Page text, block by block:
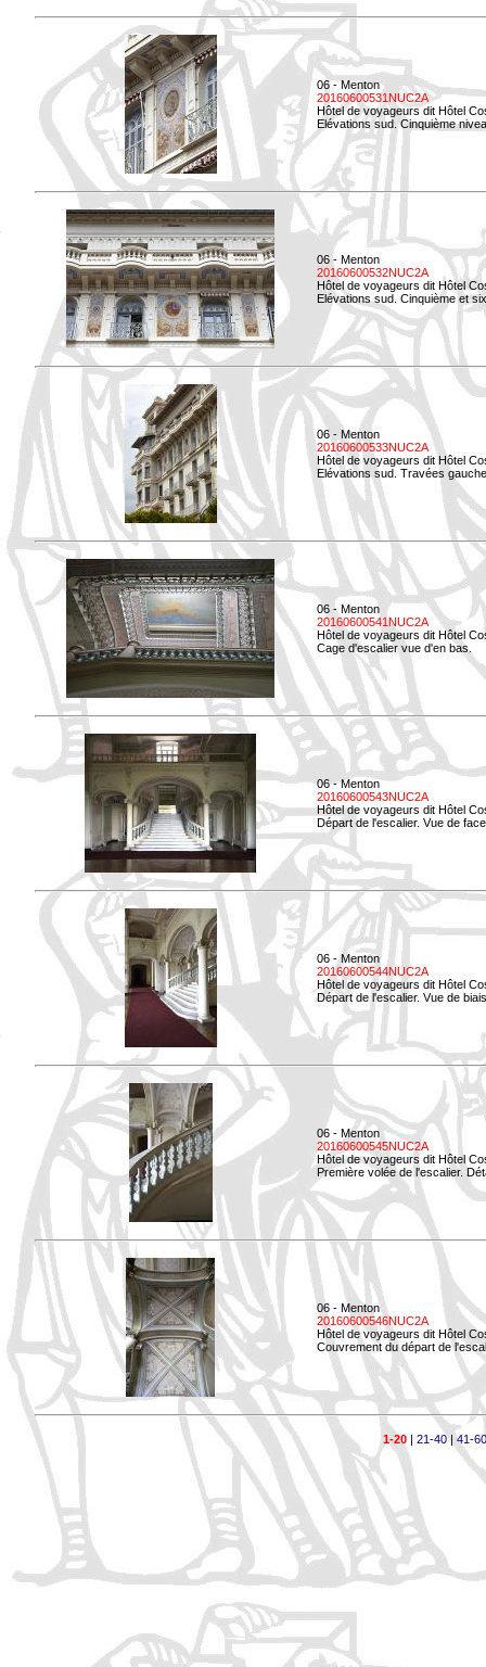
06 - Menton
20160600531NUC2A
Hôtel de voyageurs dit Hôtel
Elévations sud. Cinquième
06 - Menton
20160600532NUC2A
Hôtel de voyageurs dit Hôtel
Elévations sud. Cinquième et
06 - Menton
20160600533NUC2A
Hôtel de voyageurs dit Hôtel
Elévations sud. Travées
06 - Menton
20160600541NUC2A
Hôtel de voyageurs dit Hôtel
Cage d'escalier vue d'en bas.
06 - Menton
20160600543NUC2A
Hôtel de voyageurs dit Hôtel
Départ de l'escalier. Vue de
06 - Menton
20160600544NUC2A
Hôtel de voyageurs dit Hôtel
Départ de l'escalier. Vue de
06 - Menton
20160600545NUC2A
Hôtel de voyageurs dit Hôtel
Première volée de l'escalier.
06 - Menton
20160600546NUC2A
Hôtel de voyageurs dit Hôtel
Couvrement du départ de
1-20 | 21-40| 41-60